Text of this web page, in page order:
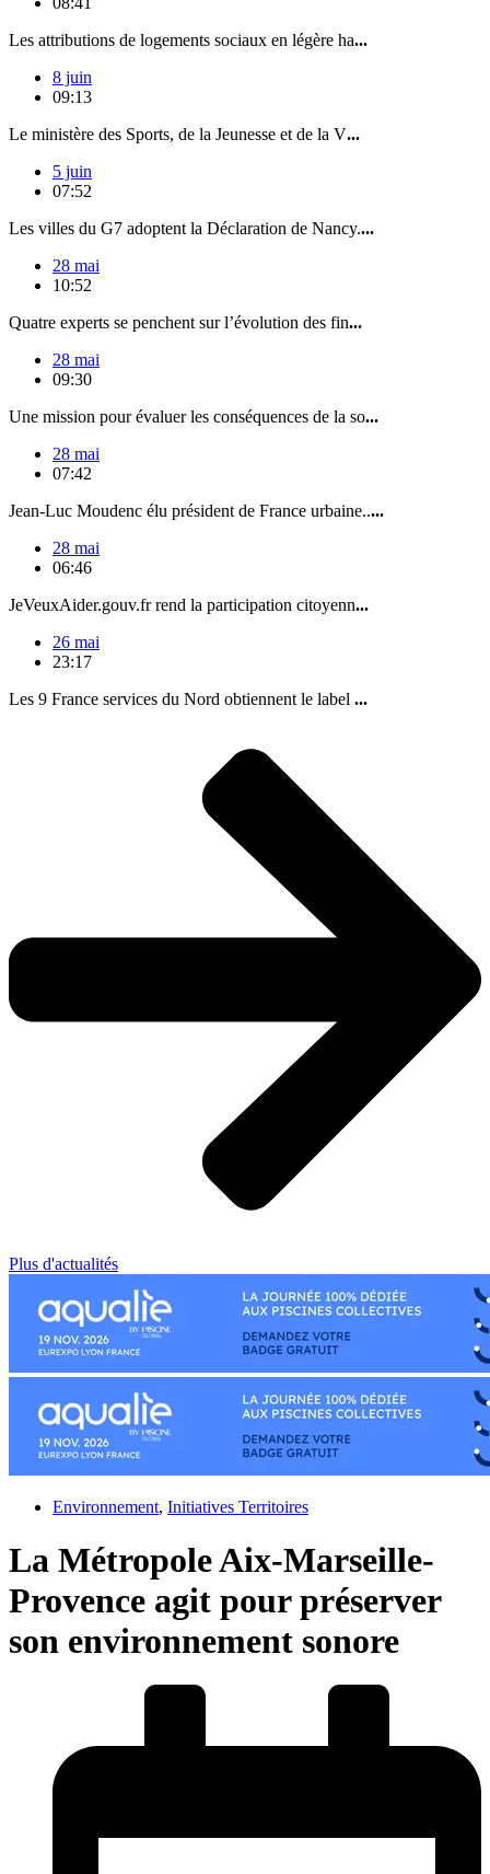
Les attributions de logements sociaux en légère ha...
8 juin
09:13
Le ministère des Sports, de la Jeunesse et de la V...
5 juin
07:52
Les villes du G7 adoptent la Déclaration de Nancy....
28 mai
10:52
Quatre experts se penchent sur l’évolution des fin...
28 mai
09:30
Une mission pour évaluer les conséquences de la so...
28 mai
07:42
Jean-Luc Moudenc élu président de France urbaine.....
28 mai
06:46
JeVeuxAider.gouv.fr rend la participation citoyenn...
26 mai
23:17
Les 9 France services du Nord obtiennent le label ...
Plus d'actualités
Environnement, Initiatives Territoires
La Métropole Aix-Marseille-
Provence agit pour préserver
son environnement sonore